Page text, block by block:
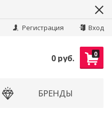
Регистрация Вход
0
0 руб.
БРЕНДЫ